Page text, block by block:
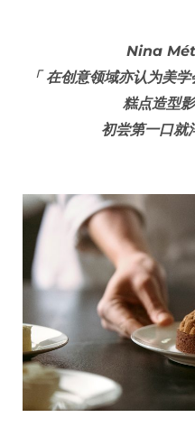
Nina
「 在创意领域亦认为美
糕点造型
初尝第一口就